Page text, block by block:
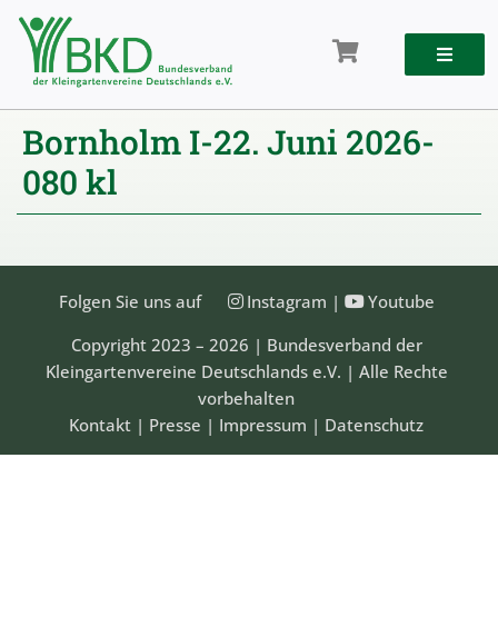
Zum
Inhalt
springen
Bornholm I-22. Juni 2026-
080 kl
Folgen Sie uns auf Instagram |
Youtube
Copyright 2023 – 2026 | Bundesverband der
Kleingartenvereine Deutschlands e.V. | Alle Rechte
vorbehalten
Kontakt | Presse | Impressum | Datenschutz